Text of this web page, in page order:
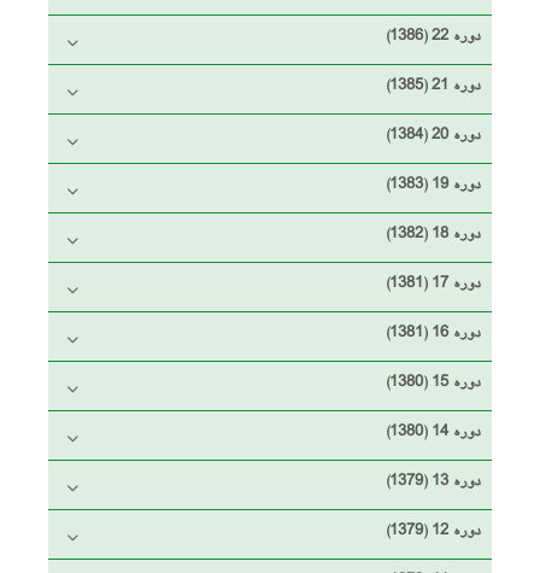
دوره 22 (1386)
دوره 21 (1385)
دوره 20 (1384)
دوره 19 (1383)
دوره 18 (1382)
دوره 17 (1381)
دوره 16 (1381)
دوره 15 (1380)
دوره 14 (1380)
دوره 13 (1379)
دوره 12 (1379)